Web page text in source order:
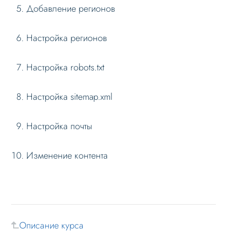
Обновление
Данные
Дизайн
Слайдер
Личный кабинет
Формы и коммуникации
Добавление регионов
Настройка регионов
Настройка robots.txt
Настройка sitemap.xml
Настройка почты
Изменение контента
Описание курса